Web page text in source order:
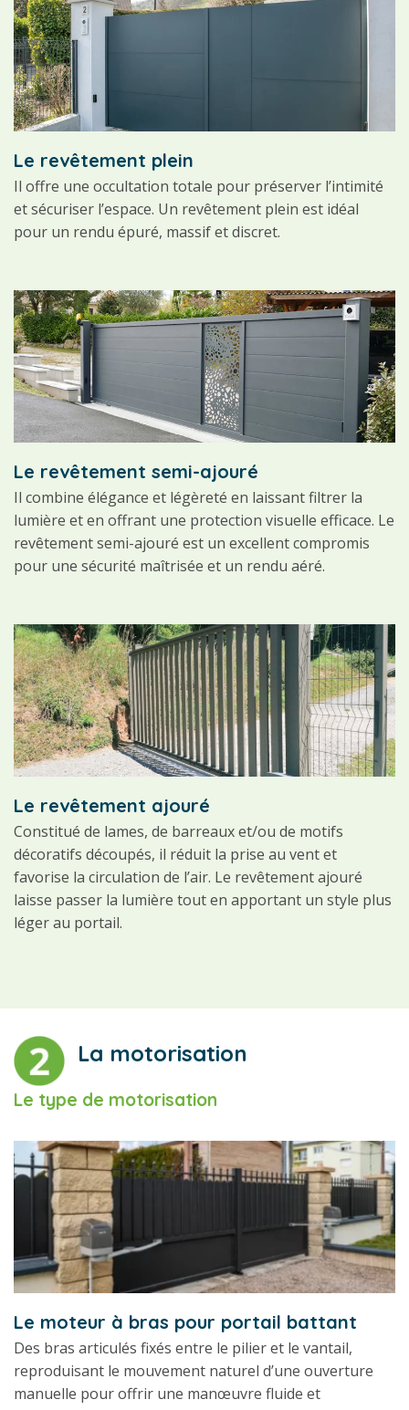
Le revêtement plein
Il offre une occultation totale pour préserver l’intimité
et sécuriser l’espace. Un revêtement plein est idéal
pour un rendu épuré, massif et discret.
Le revêtement semi-ajouré
Il combine élégance et légèreté en laissant filtrer la
lumière et en offrant une protection visuelle efficace. Le
revêtement semi-ajouré est un excellent compromis
pour une sécurité maîtrisée et un rendu aéré.
Le revêtement ajouré
Constitué de lames, de barreaux et/ou de motifs
décoratifs découpés, il réduit la prise au vent et
favorise la circulation de l’air. Le revêtement ajouré
laisse passer la lumière tout en apportant un style plus
léger au portail.
La motorisation
Le type de motorisation
Le moteur à bras pour portail battant
Des bras articulés fixés entre le pilier et le vantail,
reproduisant le mouvement naturel d’une ouverture
manuelle pour offrir une manœuvre fluide et